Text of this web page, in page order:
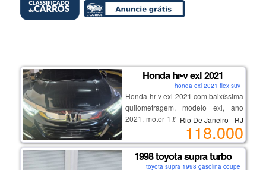
Honda hr-v exl 2021
honda exl 2021 flex suv
Honda hr-v exl 2021 com baixíssima
quilometragem, modelo exl, ano
2021, motor 1.8 flex sohc i-vtec com
potência de 140 cv, câmbio
automático cvt, assistente de partida
em rampa, excelente espaço
interno, conforto para cidade e
Rio De Janeiro - RJ
118.000
1998 toyota supra turbo
toyota supra 1998 gasolina coupe